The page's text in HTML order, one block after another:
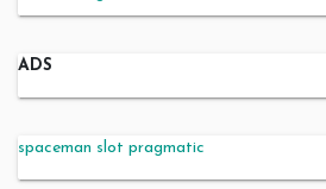
ADS
spaceman slot pragmatic